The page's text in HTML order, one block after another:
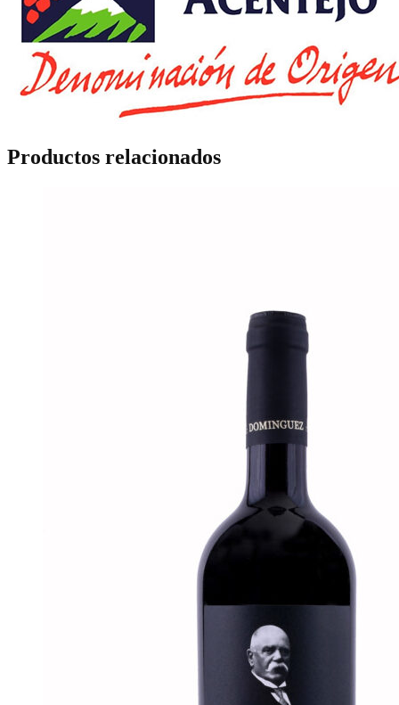
Productos relacionados